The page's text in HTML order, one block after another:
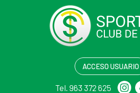
ACCESO USUARIO
Tel. 963 372 625